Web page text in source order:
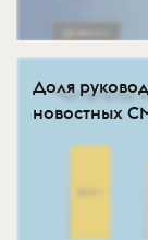
Доля
новостных